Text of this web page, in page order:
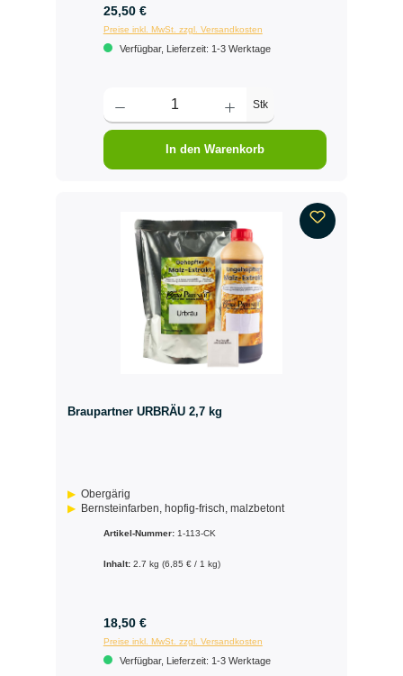
25,50 €
Preise inkl. MwSt. zzgl. Versandkosten
Verfügbar, Lieferzeit: 1-3 Werktage
Stk
In den Warenkorb
Braupartner URBRÄU 2,7 kg
Obergärig
Bernsteinfarben, hopfig-frisch, malzbetont
Artikel-Nummer: 1-113-CK
Inhalt: 2.7 kg (6,85 € / 1 kg)
18,50 €
Preise inkl. MwSt. zzgl. Versandkosten
Verfügbar, Lieferzeit: 1-3 Werktage